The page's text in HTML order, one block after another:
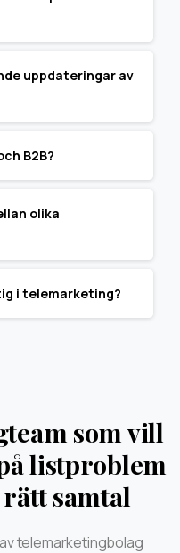
uppdateringar av
B2B?
olika
i telemarketing?
som vill
listproblem
samtal
telemarketingbolag